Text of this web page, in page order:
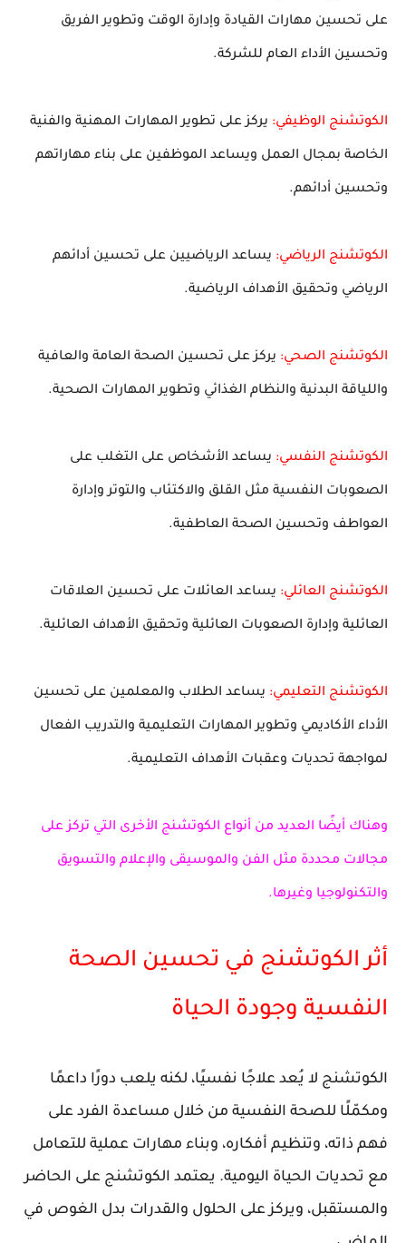
على تحسين مهارات القيادة وإدارة الوقت وتطوير الفريق
وتحسين الأداء العام للشركة.
الكوتشنج الوظيفي: يركز على تطوير المهارات المهنية والفنية
الخاصة بمجال العمل ويساعد الموظفين على بناء مهاراتهم
وتحسين أدائهم.
الكوتشنج الرياضي: يساعد الرياضيين على تحسين أدائهم
الرياضي وتحقيق الأهداف الرياضية.
الكوتشنج الصحي: يركز على تحسين الصحة العامة والعافية
واللياقة البدنية والنظام الغذائي وتطوير المهارات الصحية.
الكوتشنج النفسي: يساعد الأشخاص على التغلب على
الصعوبات النفسية مثل القلق والاكتئاب والتوتر وإدارة
العواطف وتحسين الصحة العاطفية.
الكوتشنج العائلي: يساعد العائلات على تحسين العلاقات
العائلية وإدارة الصعوبات العائلية وتحقيق الأهداف العائلية.
الكوتشنج التعليمي: يساعد الطلاب والمعلمين على تحسين
الأداء الأكاديمي وتطوير المهارات التعليمية والتدريب الفعال
لمواجهة تحديات وعقبات الأهداف التعليمية.
وهناك أيضًا العديد من أنواع الكوتشنج الأخرى التي تركز على
مجالات محددة مثل الفن والموسيقى والإعلام والتسويق
والتكنولوجيا وغيرها.
أثر الكوتشنج في تحسين الصحة
النفسية وجودة الحياة
الكوتشنج لا يُعد علاجًا نفسيًا، لكنه يلعب دورًا داعمًا
ومكمّلًا للصحة النفسية من خلال مساعدة الفرد على
فهم ذاته، وتنظيم أفكاره، وبناء مهارات عملية للتعامل
مع تحديات الحياة اليومية. يعتمد الكوتشنج على الحاضر
والمستقبل، ويركز على الحلول والقدرات بدل الغوص في